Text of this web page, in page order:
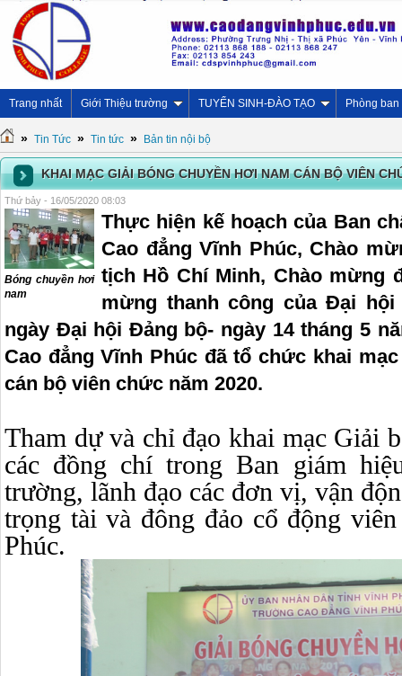
Trang nhất Giới Thiệu trường TUYỂN SINH-ĐÀO TẠO Phòng ban
» Tin Tức » Tin tức » Bản tin nội bộ
KHAI MẠC GIẢI BÓNG CHUYỀN HƠI NAM CÁN BỘ VIÊN
Thứ bảy - 16/05/2020 08:03
Bóng chuyền hơi
nam
Thực hiện kế hoạch của Ban
Cao đẳng Vĩnh Phúc, Chào
tịch Hồ Chí Minh, Chào mừng
mừng thanh công của Đại
ngày Đại hội Đảng bộ- ngày 14 tháng 5
Cao đẳng Vĩnh Phúc đã tổ chức khai
cán bộ viên chức năm 2020.
Tham dự và chỉ đạo khai mạc Giải
các đồng chí trong Ban giám
trường, lãnh đạo các đơn vị, vận
trọng tài và đông đảo cổ động
Phúc.